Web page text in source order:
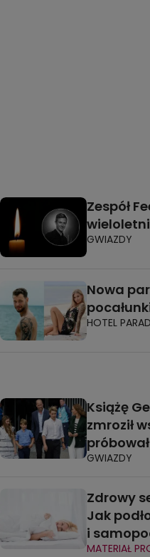
Zespół
GWIAZDY
Nowa
HOTEL
Książę
zmroził
GWIAZDY
Zdrowy
Jak
i
MATERIAŁ